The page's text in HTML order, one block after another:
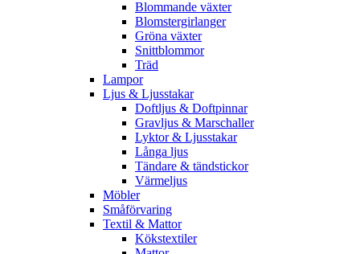
Blommande växter
Blomstergirlanger
Gröna växter
Snittblommor
Träd
Lampor
Ljus & Ljusstakar
Doftljus & Doftpinnar
Gravljus & Marschaller
Lyktor & Ljusstakar
Långa ljus
Tändare & tändstickor
Värmeljus
Möbler
Småförvaring
Textil & Mattor
Kökstextiler